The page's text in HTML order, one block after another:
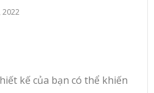
2022
kế của bạn có thể khiến